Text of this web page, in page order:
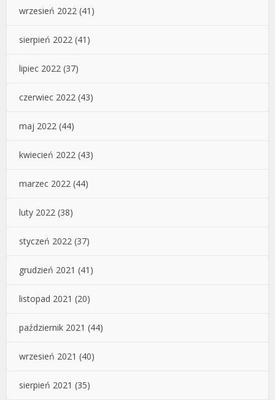
wrzesień 2022 (41)
sierpień 2022 (41)
lipiec 2022 (37)
czerwiec 2022 (43)
maj 2022 (44)
kwiecień 2022 (43)
marzec 2022 (44)
luty 2022 (38)
styczeń 2022 (37)
grudzień 2021 (41)
listopad 2021 (20)
październik 2021 (44)
wrzesień 2021 (40)
sierpień 2021 (35)